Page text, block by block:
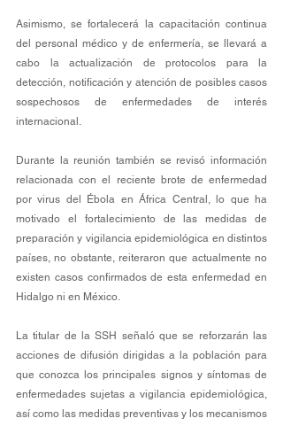
Asimismo, se fortalecerá la capacitación continua
del personal médico y de enfermería, se llevará a
cabo la actualización de protocolos para la
detección, notificación y atención de posibles casos
sospechosos de enfermedades de interés
internacional.
Durante la reunión también se revisó información
relacionada con el reciente brote de enfermedad
por virus del Ébola en África Central, lo que ha
motivado el fortalecimiento de las medidas de
preparación y vigilancia epidemiológica en distintos
países, no obstante, reiteraron que actualmente no
existen casos confirmados de esta enfermedad en
Hidalgo ni en México.
La titular de la SSH señaló que se reforzarán las
acciones de difusión dirigidas a la población para
que conozca los principales signos y síntomas de
enfermedades sujetas a vigilancia epidemiológica,
así como las medidas preventivas y los mecanismos